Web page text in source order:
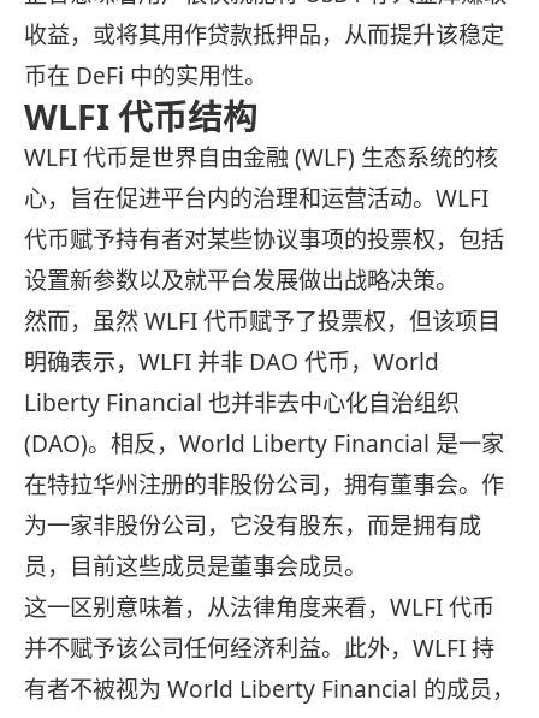
收益，或将其用作贷款抵押品，从而提升该稳定
币在 DeFi 中的实用性。
WLFI 代币结构
WLFI 代币是世界自由金融 (WLF) 生态系统的核
心，旨在促进平台内的治理和运营活动。WLFI
代币赋予持有者对某些协议事项的投票权，包括
设置新参数以及就平台发展做出战略决策。
然而，虽然 WLFI 代币赋予了投票权，但该项目
明确表示，WLFI 并非 DAO 代币，World
Liberty Financial 也并非去中心化自治组织
(DAO)。相反，World Liberty Financial 是一家
在特拉华州注册的非股份公司，拥有董事会。作
为一家非股份公司，它没有股东，而是拥有成
员，目前这些成员是董事会成员。
这一区别意味着，从法律角度来看，WLFI 代币
并不赋予该公司任何经济利益。此外，WLFI 持
有者不被视为 World Liberty Financial 的成员，